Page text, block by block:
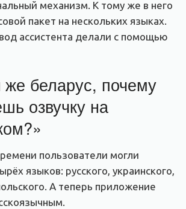
механизм. К тому же в него
пакет на нескольких языках.
ассистента делали с помощью
беларус, почему
озвучку на
пользователи могли
языков: русского, украинского,
А теперь приложение